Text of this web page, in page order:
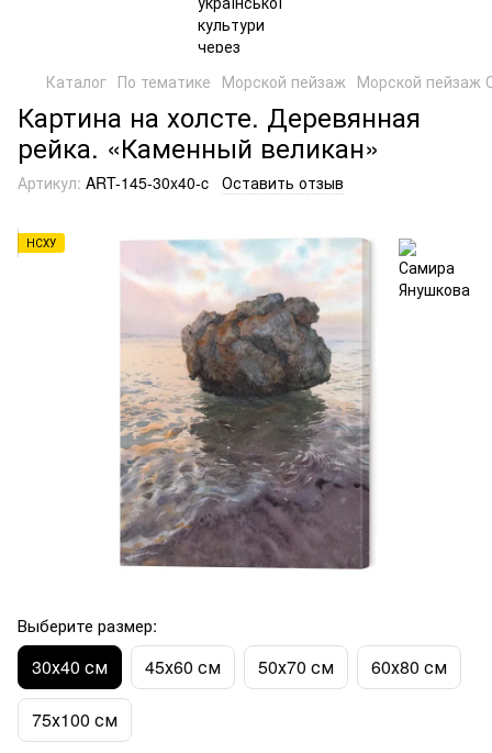
Каталог По тематике Морской пейзаж Морской пейзаж
Картина на холсте. Деревянная
рейка. «Каменный великан»
Артикул: ART-145-30x40-c Оставить отзыв
НСХУ
Выберите размер:
30х40 см 45х60 см 50х70 см 60х80 см
75х100 см